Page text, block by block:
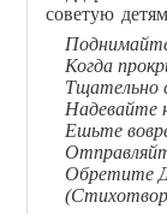
советую
Когда
Тщательно
Надевайте
Ешьте
Обретите